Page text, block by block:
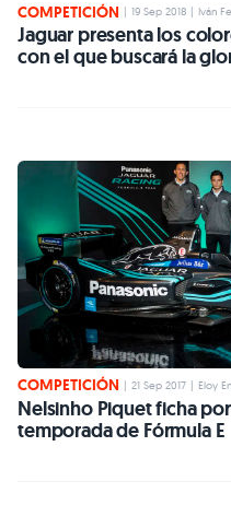
COMPETICIÓN 19 Sep 2018 Iván
Jaguar presenta los
con el que buscará la
COMPETICIÓN | 21 Sep 2017 | Eloy
Nelsinho Piquet ficha
temporada de Fórmula E